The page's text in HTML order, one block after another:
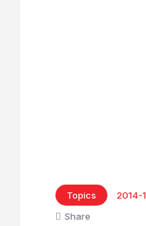
Topics 2014-
Share